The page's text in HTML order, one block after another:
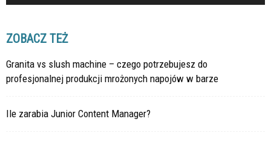
ZOBACZ TEŻ
Granita vs slush machine – czego potrzebujesz do
profesjonalnej produkcji mrożonych napojów w barze
Ile zarabia Junior Content Manager?